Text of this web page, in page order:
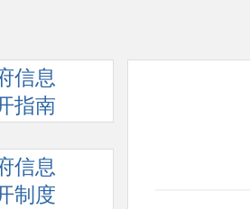
信息
指南
信息
制度